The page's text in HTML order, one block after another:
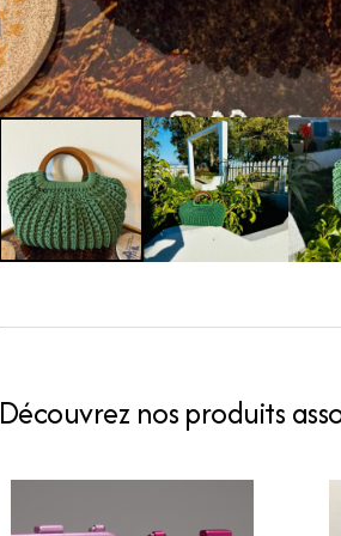
Découvrez nos produits